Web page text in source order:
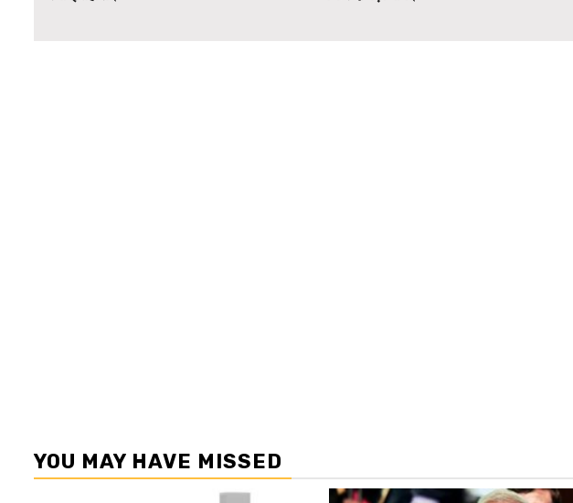
YOU MAY HAVE MISSED